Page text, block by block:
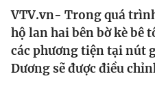
Y tế
Thế giới
Giáo dục
VTV.vn- Trong quá
hộ lan hai bên bờ kè bê
các phương tiện tại nút
Dương sẽ được điều